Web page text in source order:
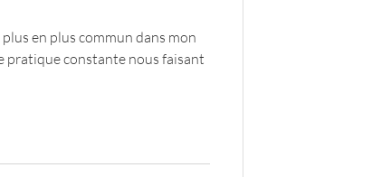
en plus commun dans mon